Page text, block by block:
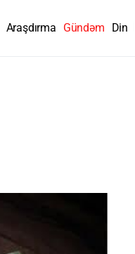
Araşdırma Gündəm Din